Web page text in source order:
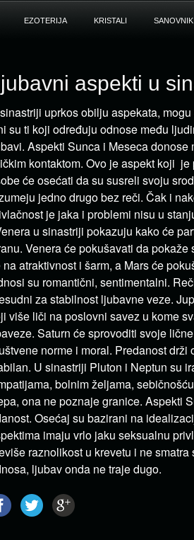
EZOTERIJA KRISTALI SANOVNIK
aspekti u
uprkos obilju aspekata,
su ti koji određuju odnose među
Aspekti Sunca i Meseca
kontaktom. Ovo je aspekt koji
će osećati da su susreli svoju
jedno drugo bez reči. Čak i
je jaka i problemi nisu u
u sinastriji pokazuju kako će
Venera će pokušavati da
na atraktivnost i šarm, a Mars će
su romantični, sentimentalni.
za stabilnost ljubavne veze.
više liči na poslovni savez u kome
Saturn će sprovoditi svoje
norme i moral. Predanost
U sinastriji Pluton i Neptun su
bolnim željama,
ona ne poznaje granice. Aspekti
Osećaj su bazirani na
imaju vrlo jaku seksualnu
raznolikost u krevetu i ne
ljubav onda ne traje dugo.